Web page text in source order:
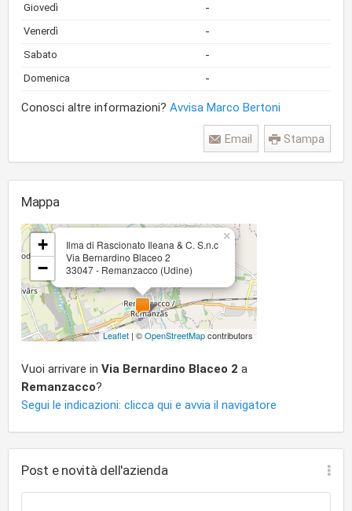
Giovedì -
Venerdì -
Sabato -
Domenica -
Conosci altre informazioni? Avvisa Marco Bertoni
Stampa
Email
Mappa
Ilma di Rascionato Ileana & C. S.n.c
Via Bernardino Blaceo 2
33047 - Remanzacco (Udine)
×
+
−
Leaflet | ©OpenStreetMapcontributors
Vuoi arrivare in Via Bernardino Blaceo 2 a
Remanzacco?
Segui le indicazioni: clicca qui e avvia il navigatore
Post e novità dell'azienda